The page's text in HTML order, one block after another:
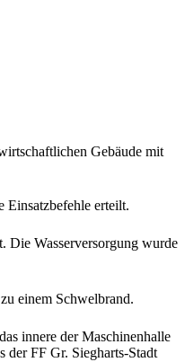
Gebäude mit
erteilt.
Die Wasserversorgung wurde
einem Schwelbrand.
innere der Maschinenhalle
der FF Gr. Siegharts-Stadt